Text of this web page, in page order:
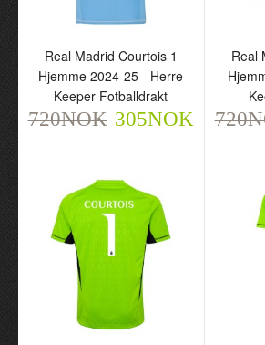
Real Madrid Courtois 1
Hjemme 2024-25 - Herre
Keeper Fotballdrakt
720NOK 305NOK
Real
Real Madrid Courtois 1
Hjemme 2024-25 - Herre
Keeper Fotballdrakt
720NOK 305NOK
Real